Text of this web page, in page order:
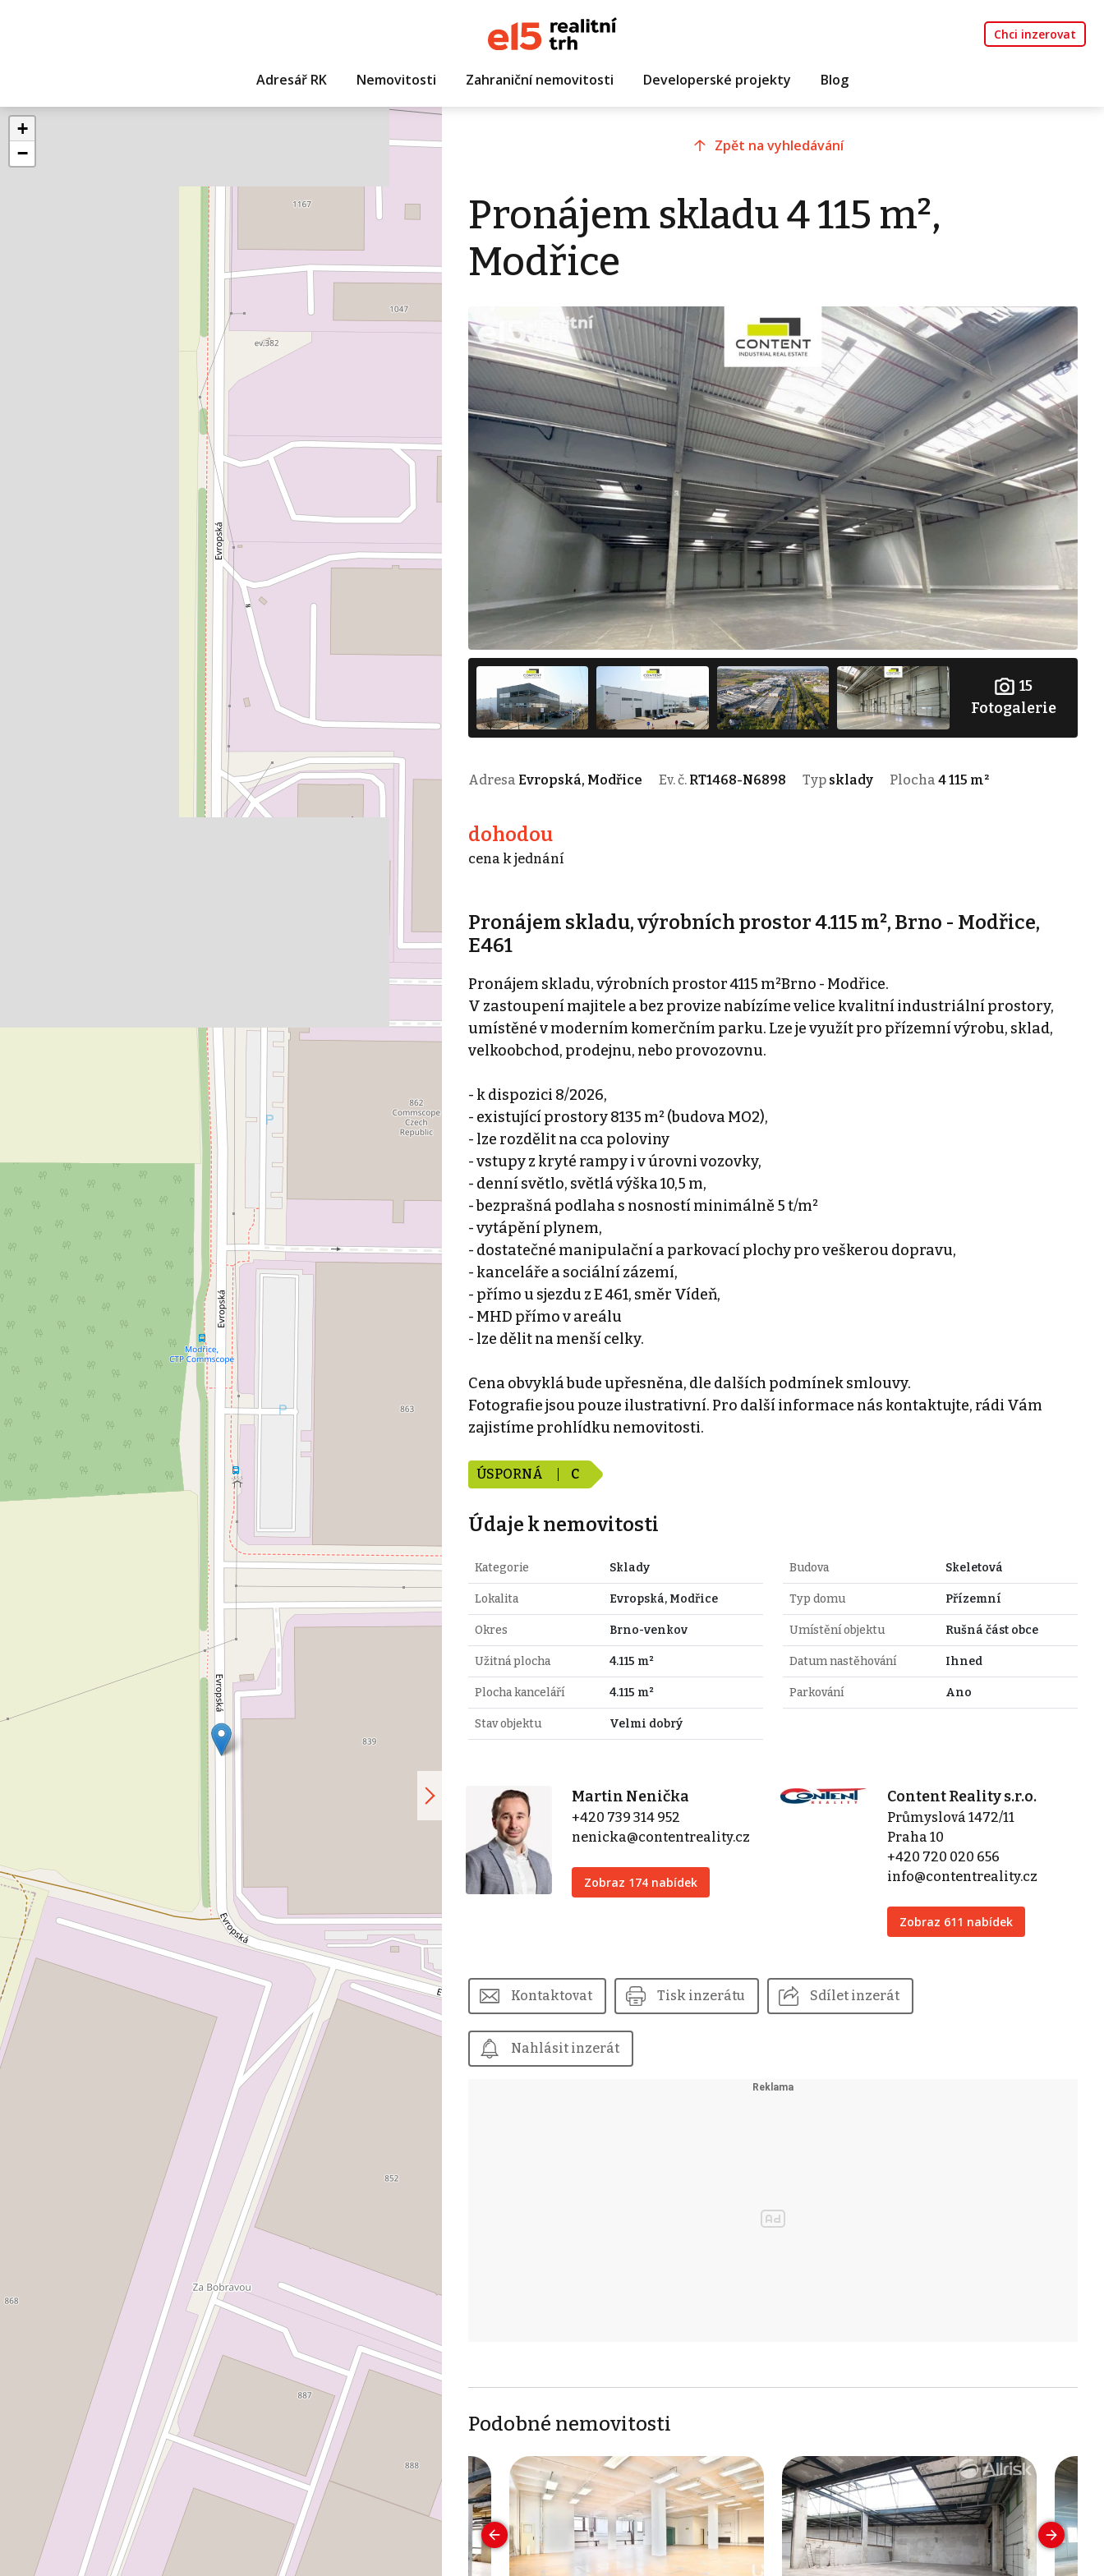
Chci inzerovat
Adresář RK Nemovitosti Zahraniční nemovitosti Developerské projekty Blog
+
−
Zpět na vyhledávání
Pronájem skladu 4 115 m²,
Modřice
15
Fotogalerie
Adresa Evropská, Modřice Ev. č. RT1468-N6898 Typ sklady Plocha 4 115 m²
dohodou
cena k jednání
Pronájem skladu, výrobních prostor 4.115 m², Brno - Modřice,
E461
Pronájem skladu, výrobních prostor 4115 m²Brno - Modřice.
V zastoupení majitele a bez provize nabízíme velice kvalitní industriální prostory,
umístěné v moderním komerčním parku. Lze je využít pro přízemní výrobu, sklad,
velkoobchod, prodejnu, nebo provozovnu.
- k dispozici 8/2026,
- existující prostory 8135 m² (budova MO2),
- lze rozdělit na cca poloviny
- vstupy z kryté rampy i v úrovni vozovky,
- denní světlo, světlá výška 10,5 m,
- bezprašná podlaha s nosností minimálně 5 t/m²
- vytápění plynem,
- dostatečné manipulační a parkovací plochy pro veškerou dopravu,
- kanceláře a sociální zázemí,
- přímo u sjezdu z E 461, směr Vídeň,
- MHD přímo v areálu
- lze dělit na menší celky.
Cena obvyklá bude upřesněna, dle dalších podmínek smlouvy.
Fotografie jsou pouze ilustrativní. Pro další informace nás kontaktujte, rádi Vám
zajistíme prohlídku nemovitosti.
ÚSPORNÁ C
Údaje k nemovitosti
Kategorie Sklady
Lokalita Evropská, Modřice
Okres Brno-venkov
Užitná plocha 4.115 m²
Plocha kanceláří 4.115 m²
Stav objektu Velmi dobrý
Budova Skeletová
Typ domu Přízemní
Umístění objektu Rušná část obce
Datum nastěhování Ihned
Parkování Ano
Martin Nenička
+420 739 314 952
nenicka@contentreality.cz
Zobraz 174 nabídek
Content Reality s.r.o.
Průmyslová 1472/11
Praha 10
+420 720 020 656
info@contentreality.cz
Zobraz 611 nabídek
Kontaktovat Tisk inzerátu Sdílet inzerát
Nahlásit inzerát
Podobné nemovitosti